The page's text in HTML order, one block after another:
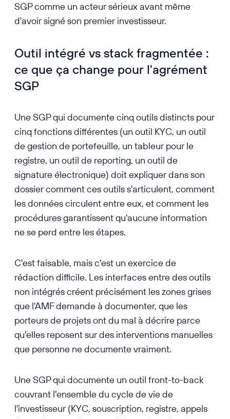
SGP comme un acteur sérieux avant même
d'avoir signé son premier investisseur.
Outil intégré vs stack fragmentée :
ce que ça change pour l'agrément
SGP
Une SGP qui documente cinq outils distincts pour
cinq fonctions différentes (un outil KYC, un outil
de gestion de portefeuille, un tableur pour le
registre, un outil de reporting, un outil de
signature électronique) doit expliquer dans son
dossier comment ces outils s'articulent, comment
les données circulent entre eux, et comment les
procédures garantissent qu'aucune information
ne se perd entre les étapes.
C'est faisable, mais c'est un exercice de
rédaction difficile. Les interfaces entre des outils
non intégrés créent précisément les zones grises
que l'AMF demande à documenter, que les
porteurs de projets ont du mal à décrire parce
qu'elles reposent sur des interventions manuelles
que personne ne documente vraiment.
Une SGP qui documente un outil front-to-back
couvrant l'ensemble du cycle de vie de
l'investisseur (KYC, souscription, registre, appels